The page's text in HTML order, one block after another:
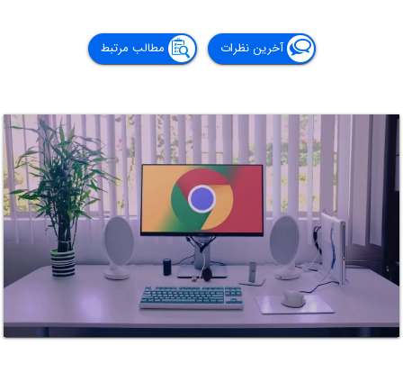
آخرین نظرات مطالب مرتبط